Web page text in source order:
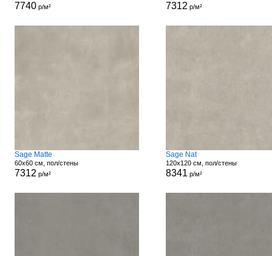
7740р/м² 7312 р/м²
Sage Matte
60x60 см, пол/стены
7312 р/м²
Sage Nat
120x120 см, пол/стены
8341 р/м²